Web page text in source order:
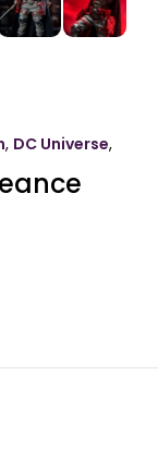
, DC Universe,